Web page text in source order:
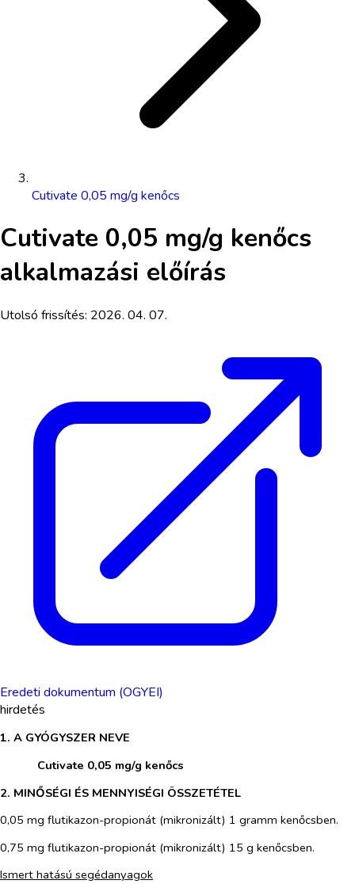
Cutivate 0,05 mg/g kenőcs
Cutivate 0,05 mg/g kenőcs
alkalmazási előírás
Utolsó frissítés: 2026. 04. 07.
Eredeti dokumentum (OGYEI)
hirdetés
1. A GYÓGYSZER NEVE
Cutivate 0,05 mg/g kenőcs
2. MINŐSÉGI ÉS MENNYISÉGI ÖSSZETÉTEL
0,05 mg flutikazon-propionát (mikronizált) 1 gramm kenőcsben.
0,75 mg flutikazon-propionát (mikronizált) 15 g kenőcsben.
Ismert hatású segédanyagok